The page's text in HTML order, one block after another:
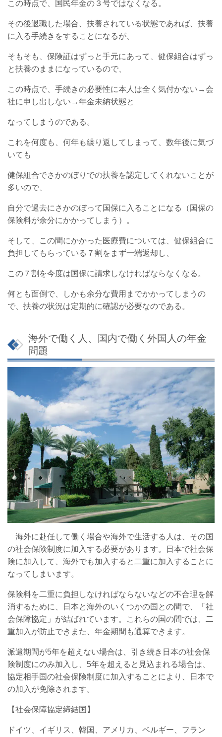
この時点で、国民年金の３号ではなくなる。
その後退職した場合、扶養されている状態であれば、扶養
に入る手続きをすることになるが、
そもそも、保険証はずっと手元にあって、健保組合はずっ
と扶養のままになっているので、
この時点で、手続きの必要性に本人は全く気付かない→会
社に申し出しない→年金未納状態と
なってしまうのである。
これを何度も、何年も繰り返してしまって、数年後に気づ
いても
健保組合でさかのぼりでの扶養を認定してくれないことが
多いので、
自分で過去にさかのぼって国保に入ることになる（国保の
保険料が余分にかかってしまう）。
そして、この間にかかった医療費については、健保組合に
負担してもらっている７割をまず一端返却し、
この７割を今度は国保に請求しなければならなくなる。
何とも面倒で、しかも余分な費用までかかってしまうの
で、扶養の状況は定期的に確認が必要なのである。
海外で働く人、国内で働く外国人の年金
問題
海外に赴任して働く場合や海外で生活する人は、その国
の社会保険制度に加入する必要があります。日本で社会保
険に加入して、海外でも加入すると二重に加入することに
なってしまいます。
保険料を二重に負担しなければならないなどの不合理を解
消するために、日本と海外のいくつかの国との間で、「社
会保障協定」が結ばれています。これらの国の間では、二
重加入が防止できまた、年金期間も通算できます。
派遣期間が5年を超えない場合は、引き続き日本の社会保
険制度にのみ加入し、5年を超えると見込まれる場合は、
協定相手国の社会保険制度に加入することにより、日本で
の加入が免除されます。
【社会保障協定締結国】
ドイツ、イギリス、韓国、アメリカ、ベルギー、フラン